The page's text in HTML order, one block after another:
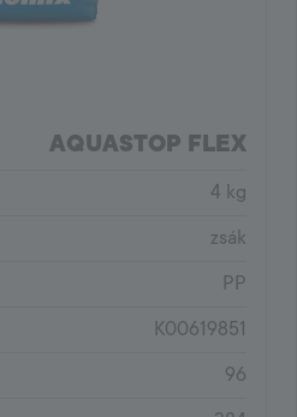
AQUASTOP FLEX
4 kg
zsák
PP
K00619851
96